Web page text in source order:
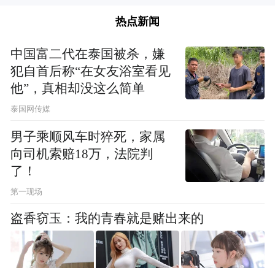
法、佛理，它是非常不相称的，至于这个寺
庙，它应该是现代化的还是传统的，还是要
结合寺院自己的文化来做。
再一个，它还是要结合地域性。因为厦门的
的。所以一定要把自己的地域性给它做足做
强，把它做到更专业。
寺庙它不光是传承佛法、佛理的，也不光是
去引导社会去向上的，同时也是在传播我们
传统文化的一个平台，我们那么多的传统文
化的传承平台当中，寺院其实是传承的相对
热点新闻
中国富二代在泰国被杀，嫌
犯自首后称“在女友浴室看见
他”，真相却没这么简单
泰国网传媒
男子乘顺风车时猝死，家属
向司机索赔18万，法院判
了！
第一现场
盗香窃玉：我的青春就是赌出来的